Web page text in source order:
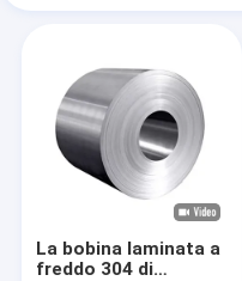
La bobina laminata a
freddo 304 di